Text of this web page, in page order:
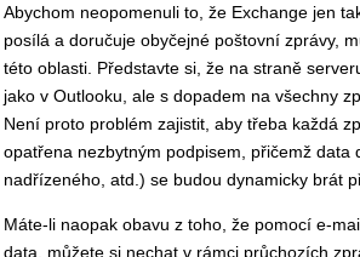
Abychom neopomenuli to, že Exchange jen
posílá a doručuje obyčejné poštovní zprávy,
této oblasti. Představte si, že na straně
jako v Outlooku, ale s dopadem na všechny
Není proto problém zajistit, aby třeba každá
opatřena nezbytným podpisem, přičemž
nadřízeného, atd.) se budou dynamicky brát
Máte-li naopak obavu z toho, že pomocí e-
data, můžete si nechat v rámci průchozích